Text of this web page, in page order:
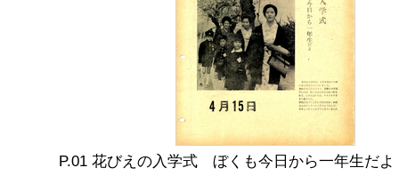
花びえの入学式 ぼくも今日から一年生だよ